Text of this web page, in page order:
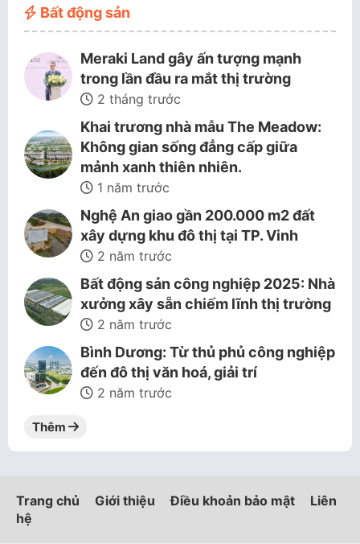
Bất động sản
Meraki Land gây ấn tượng mạnh
trong lần đầu ra mắt thị trường
2 tháng trước
Khai trương nhà mẫu The Meadow:
Không gian sống đẳng cấp giữa
mảnh xanh thiên nhiên.
1 năm trước
Nghệ An giao gần 200.000 m2 đất
xây dựng khu đô thị tại TP. Vinh
2 năm trước
Bất động sản công nghiệp 2025: Nhà
xưởng xây sẵn chiếm lĩnh thị trường
2 năm trước
Bình Dương: Từ thủ phủ công nghiệp
đến đô thị văn hoá, giải trí
2 năm trước
Thêm
Trang chủ Giới thiệu Điều khoản bảo mật
Liên
hệ